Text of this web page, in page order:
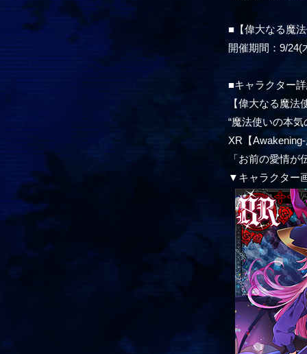
■【偉大なる魔
開催期間：9/24(
■キャラクター
【偉大なる魔
“魔法使いの本
XR【
「お前の愛情
▼キャラクター